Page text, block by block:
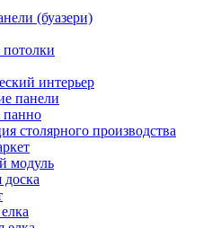
(буазери)
интерьер
панели
панно
столярного производства
модуль